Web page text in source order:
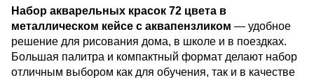
Набор акварельных красок 72 цвета в
металлическом кейсе с аквапензликом — удобное
решение для рисования дома, в школе и в поездках.
Большая палитра и компактный формат делают набор
отличным выбором как для обучения, так и в качестве